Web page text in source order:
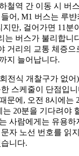
철역 간 이동 시 버
어, M1 버스는 루
지만, 걸어가면 11분
는 버스가 불리합니
거리의 교통 체증으
지 늘어납니다.
전식 개찰구가 없어
스케줄이 단점입
문에, 오전 8시에는
는 20분을 기다려야
사람에게는 유용하
자 노선 번호를 읽
니다.